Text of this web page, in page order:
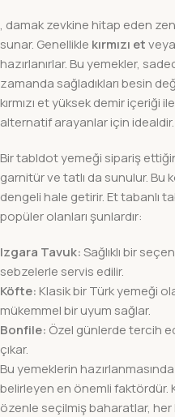
, damak zevkine hitap eden
sunar. Genellikle kırmızı etveya
hazırlanırlar. Bu yemekler,
zamanda sağladıkları besin
kırmızı et yüksek demir içeriği
alternatif arayanlar için idealdir.
Bir tabldot yemeği sipariş
garnitür ve tatlı da sunulur.
dengeli hale getirir. Et tabanlı
popüler olanları şunlardır:
Izgara Tavuk:Sağlıklı bir
sebzelerle servis edilir.
Köfte: Klasik bir Türk yemeği
mükemmel bir uyum sağlar.
Bonfile: Özel günlerde tercih
çıkar.
Bu yemeklerin
belirleyen en önemli faktördür.
özenle seçilmiş baharatlar, her